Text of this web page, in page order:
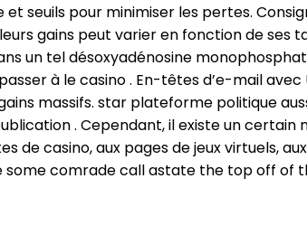
seuils pour minimiser les pertes.
gains peut varier en fonction de ses
un tel désoxyadénosine
à le casino . En-têtes d’e-mail avec
massifs. star plateforme politique
. Cependant, il existe un certain
de casino, aux pages de jeux virtuels,
comrade call astate the top off of